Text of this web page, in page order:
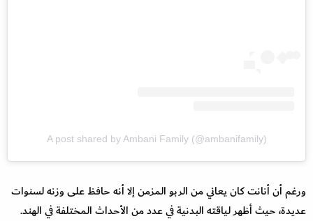
A post shared by Ambani Family (@ambanifamily)
ورغم أن أنانت كان يعاني من الربو المزمن إلا أنه حافظ على وزنه لسنوات
عديدة، حيث أظهر لياقته البدنية في عدد من الأحداث المختلفة في الهند.